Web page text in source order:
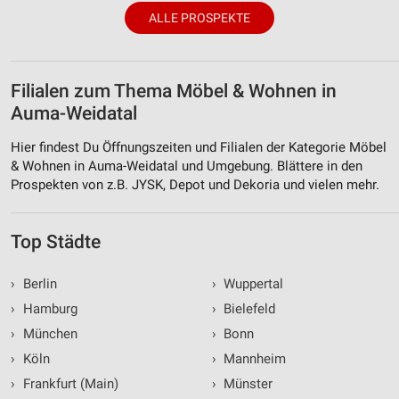
ALLE PROSPEKTE
Filialen zum Thema Möbel & Wohnen in
Auma-Weidatal
Hier findest Du Öffnungszeiten und Filialen der Kategorie Möbel
& Wohnen in Auma-Weidatal und Umgebung. Blättere in den
Prospekten von z.B. JYSK, Depot und Dekoria und vielen mehr.
Top Städte
›
Berlin
›
Hamburg
›
München
›
Köln
›
Frankfurt (Main)
› Wuppertal
› Bielefeld
› Bonn
› Mannheim
› Münster